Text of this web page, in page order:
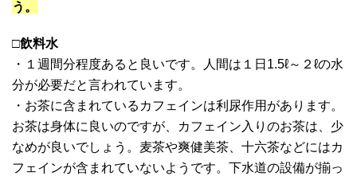
う。
□飲料水
・１週間分程度あると良いです。人間は１日1.5ℓ～２ℓの水
分が必要だと言われています。
・お茶に含まれているカフェインは利尿作用があります。
お茶は身体に良いのですが、カフェイン入りのお茶は、少
なめが良いでしょう。麦茶や爽健美茶、十六茶などにはカ
フェインが含まれていないようです。下水道の設備が揃っ